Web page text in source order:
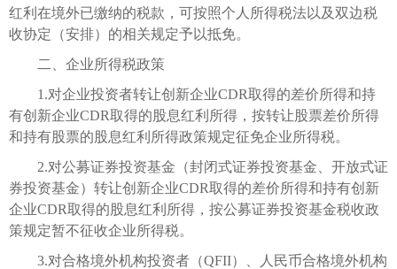
红利在境外已缴纳的税款，可按照个人所得税法以及双边税
收协定（安排）的相关规定予以抵免。
二、企业所得税政策
1.对企业投资者转让创新企业CDR取得的差价所得和持
有创新企业CDR取得的股息红利所得，按转让股票差价所得
和持有股票的股息红利所得政策规定征免企业所得税。
2.对公募证券投资基金（封闭式证券投资基金、开放式证
券投资基金）转让创新企业CDR取得的差价所得和持有创新
企业CDR取得的股息红利所得，按公募证券投资基金税收政
策规定暂不征收企业所得税。
3.对合格境外机构投资者（QFII）、人民币合格境外机构